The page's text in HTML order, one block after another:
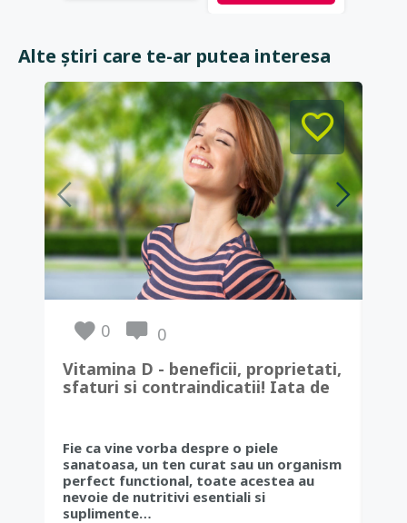
Alte știri care te-ar putea interesa
0
0
Vitamina D - beneficii, proprietati,
sfaturi si contraindicatii! Iata de
Fie ca vine vorba despre o piele
sanatoasa, un ten curat sau un organism
perfect functional, toate acestea au
nevoie de nutritivi esentiali si
suplimente…